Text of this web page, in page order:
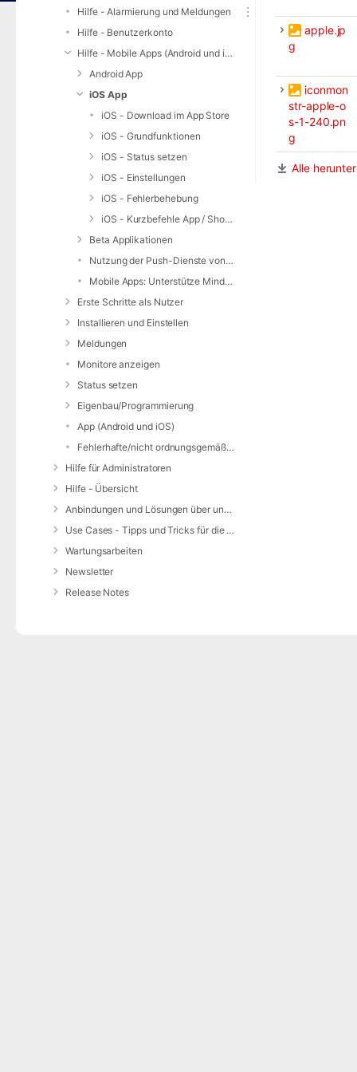
Hilfe - Alarmierung und Meldungen
Hilfe - Benutzerkonto
Hilfe - Mobile Apps (Android und iOS)
Android App
iOS App
iOS - Download im App Store
iOS - Grundfunktionen
iOS - Status setzen
iOS - Einstellungen
iOS - Fehlerbehebung
iOS - Kurzbefehle App / Shortcuts Widget
Beta Applikationen
Nutzung der Push-Dienste von Apple / Google
Mobile Apps: Unterstütze Mindestversionen
Erste Schritte als Nutzer
Installieren und Einstellen
Meldungen
Monitore anzeigen
Status setzen
Eigenbau/Programmierung
App (Android und iOS)
Fehlerhafte/nicht ordnungsgemäße Alarmierung
Hilfe für Administratoren
Hilfe - Übersicht
Anbindungen und Lösungen über unsere Web-Schnittstelle (REST-API)
Use Cases - Tipps und Tricks für die Anwendung von DIVERA 24/7
Wartungsarbeiten
Newsletter
Release Notes
apple.jp
g
iconmon
str-apple-o
s-1-240.pn
g
Alle